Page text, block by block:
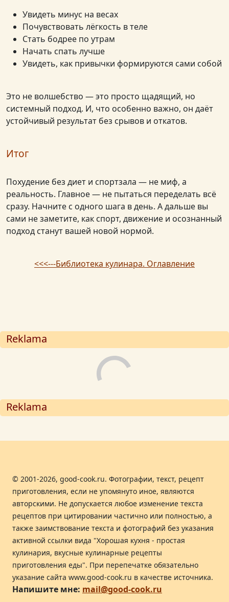
Увидеть минус на весах
Почувствовать лёгкость в теле
Стать бодрее по утрам
Начать спать лучше
Увидеть, как привычки формируются сами собой
Это не волшебство — это просто щадящий, но
системный подход. И, что особенно важно, он даёт
устойчивый результат без срывов и откатов.
Итог
Похудение без диет и спортзала — не миф, а
реальность. Главное — не пытаться переделать всё
сразу. Начните с одного шага в день. А дальше вы
сами не заметите, как спорт, движение и осознанный
подход станут вашей новой нормой.
<<<---Библиотека кулинара. Оглавление
Reklama
Reklama
© 2001-2026, good-cook.ru. Фотографии, текст, рецепт
приготовления, если не упомянуто иное, являются
авторскими. Не допускается любое изменение текста
рецептов при цитировании частично или полностью, а
также заимствование текста и фотографий без указания
активной ссылки вида "Хорошая кухня - простая
кулинария, вкусные кулинарные рецепты
приготовления еды". При перепечатке обязательно
указание сайта www.good-cook.ru в качестве источника.
Напишите мне: mail@good-cook.ru